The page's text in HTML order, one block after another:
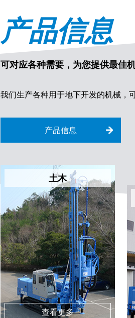
产品信息
可对应各种需要，为您提供最佳
我们生产各种用于地下开发的机械，
产品信息
土木